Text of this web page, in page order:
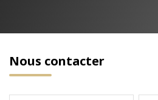
Nous contacter